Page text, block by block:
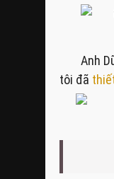
Anh
tôi đã